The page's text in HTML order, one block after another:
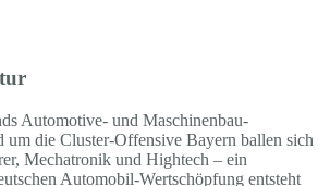
Automotive- und Maschinenbau-
um die Cluster-Offensive Bayern ballen sich
Mechatronik und Hightech – ein
Automobil-Wertschöpfung entsteht